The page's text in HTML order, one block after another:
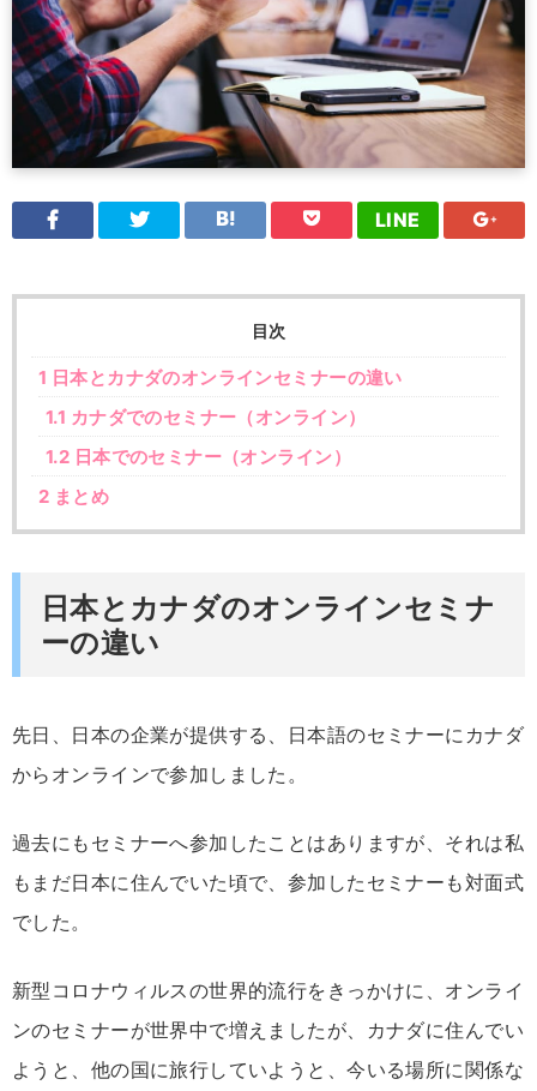
LINE
目次
1 日本とカナダのオンラインセミナーの違い
1.1 カナダでのセミナー（オンライン）
1.2 日本でのセミナー（オンライン）
2 まとめ
日本とカナダのオンラインセミナ
ーの違い
先日、日本の企業が提供する、日本語のセミナーにカナダ
からオンラインで参加しました。
過去にもセミナーへ参加したことはありますが、それは私
もまだ日本に住んでいた頃で、参加したセミナーも対面式
でした。
新型コロナウィルスの世界的流行をきっかけに、オンライ
ンのセミナーが世界中で増えましたが、カナダに住んでい
ようと、他の国に旅行していようと、今いる場所に関係な